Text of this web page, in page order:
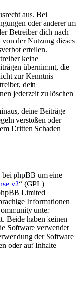
aus. Bei
oder anderer im
Betreiber dich nach
der Nutzung dieses
erteilen.
keine
übernimmt, die
zur Kenntnis
dein
jederzeit zu löschen
deine Beiträge
verstoßen oder
Dritten Schaden
bei phpBB um eine
v2“ (GPL)
Limited
Informationen
unter
Beide haben keinen
Software verwendet
der Software
oder auf Inhalte